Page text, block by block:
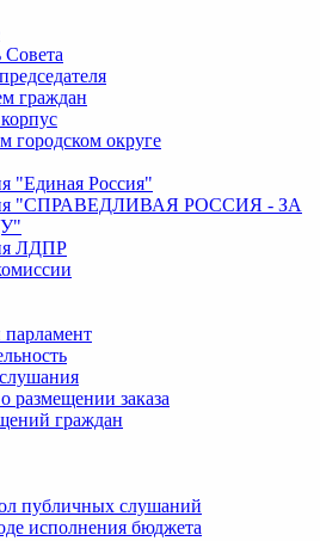
Совета
граждан
городском округе
"Единая Россия"
"СПРАВЕДЛИВАЯ РОССИЯ - ЗА
ЛДПР
размещении заказа
граждан
публичных слушаний
исполнения бюджета